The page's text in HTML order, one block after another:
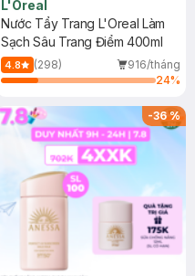
L'Oreal
Nước Tẩy Trang L'Oreal Làm
Sạch Sâu Trang Điểm 400ml
4.8 (298)
916/tháng
24%
-36%